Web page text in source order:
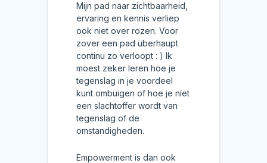
Mijn pad naar zichtbaarheid,
ervaring en kennis verliep
ook niet over rozen. Voor
zover een pad überhaupt
continu zo verloopt : ) Ik
moest zeker leren hoe je
tegenslag in je voordeel
kunt ombuigen of hoe je níet
een slachtoffer wordt van
tegenslag of de
omstandigheden.
Empowerment is dan ook